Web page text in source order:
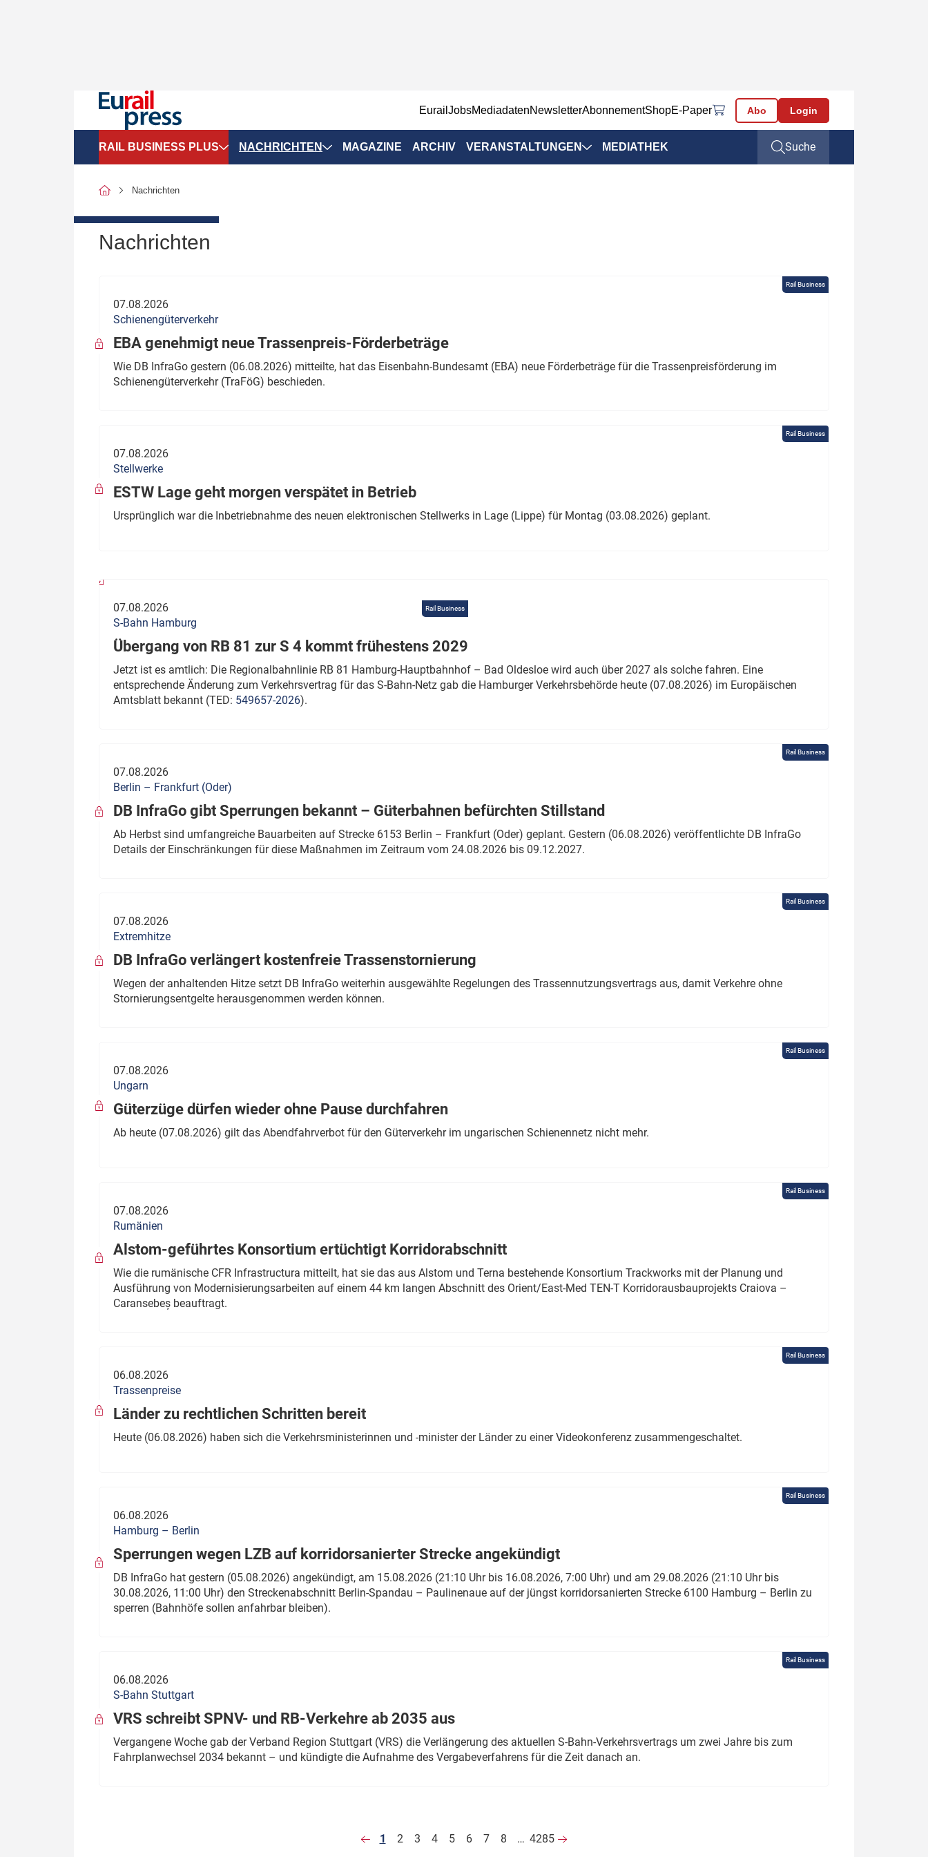
EurailJobsMediadatenNewsletterAbonnementShopE-Paper Abo Login
RAIL BUSINESS PLUS
SPNV-Marktdaten
Politik
Verbände: Wer spricht für
wen?
Thema des Monats
Dossier: Generalsanierung
Dossier: ETCS
NACHRICHTEN
Infrastruktur & Ausrüstung
ÖPNV
MAGAZINE ARCHIV VERANSTALTUNGEN MEDIATHEK Suche
Nachrichten
Nachrichten
Rail Business
07.08.2026
Schienengüterverkehr
EBA genehmigt neue Trassenpreis-Förderbeträge
Wie DB InfraGo gestern (06.08.2026) mitteilte, hat das Eisenbahn-Bundesamt (EBA) neue Förderbeträge für die Trassenpreisförderung im
Schienengüterverkehr (TraFöG) beschieden.
Rail Business
07.08.2026
Stellwerke
ESTW Lage geht morgen verspätet in Betrieb
Ursprünglich war die Inbetriebnahme des neuen elektronischen Stellwerks in Lage (Lippe) für Montag (03.08.2026) geplant.
Rail Business
07.08.2026
S-Bahn Hamburg
Übergang von RB 81 zur S 4 kommt frühestens 2029
Jetzt ist es amtlich: Die Regionalbahnlinie RB 81 Hamburg-Hauptbahnhof – Bad Oldesloe wird auch über 2027 als solche fahren. Eine
entsprechende Änderung zum Verkehrsvertrag für das S-Bahn-Netz gab die Hamburger Verkehrsbehörde heute (07.08.2026) im Europäischen
Amtsblatt bekannt (TED: 549657-2026).
Rail Business
07.08.2026
Berlin – Frankfurt (Oder)
DB InfraGo gibt Sperrungen bekannt – Güterbahnen befürchten Stillstand
Ab Herbst sind umfangreiche Bauarbeiten auf Strecke 6153 Berlin – Frankfurt (Oder) geplant. Gestern (06.08.2026) veröffentlichte DB InfraGo
Details der Einschränkungen für diese Maßnahmen im Zeitraum vom 24.08.2026 bis 09.12.2027.
Rail Business
07.08.2026
Extremhitze
DB InfraGo verlängert kostenfreie Trassenstornierung
Wegen der anhaltenden Hitze setzt DB InfraGo weiterhin ausgewählte Regelungen des Trassennutzungsvertrags aus, damit Verkehre ohne
Stornierungsentgelte herausgenommen werden können.
Rail Business
07.08.2026
Ungarn
Güterzüge dürfen wieder ohne Pause durchfahren
Ab heute (07.08.2026) gilt das Abendfahrverbot für den Güterverkehr im ungarischen Schienennetz nicht mehr.
Rail Business
07.08.2026
Rumänien
Alstom-geführtes Konsortium ertüchtigt Korridorabschnitt
Wie die rumänische CFR Infrastructura mitteilt, hat sie das aus Alstom und Terna bestehende Konsortium Trackworks mit der Planung und
Ausführung von Modernisierungsarbeiten auf einem 44 km langen Abschnitt des Orient/East-Med TEN-T Korridorausbauprojekts Craiova –
Caransebeș beauftragt.
Rail Business
06.08.2026
Trassenpreise
Länder zu rechtlichen Schritten bereit
Heute (06.08.2026) haben sich die Verkehrsministerinnen und -minister der Länder zu einer Videokonferenz zusammengeschaltet.
Rail Business
06.08.2026
Hamburg – Berlin
Sperrungen wegen LZB auf korridorsanierter Strecke angekündigt
DB InfraGo hat gestern (05.08.2026) angekündigt, am 15.08.2026 (21:10 Uhr bis 16.08.2026, 7:00 Uhr) und am 29.08.2026 (21:10 Uhr bis
30.08.2026, 11:00 Uhr) den Streckenabschnitt Berlin-Spandau – Paulinenaue auf der jüngst korridorsanierten Strecke 6100 Hamburg – Berlin zu
sperren (Bahnhöfe sollen anfahrbar bleiben).
Rail Business
06.08.2026
S-Bahn Stuttgart
VRS schreibt SPNV- und RB-Verkehre ab 2035 aus
Vergangene Woche gab der Verband Region Stuttgart (VRS) die Verlängerung des aktuellen S-Bahn-Verkehrsvertrags um zwei Jahre bis zum
Fahrplanwechsel 2034 bekannt – und kündigte die Aufnahme des Vergabeverfahrens für die Zeit danach an.
1 2 3 4 5 6 7 8 … 4285